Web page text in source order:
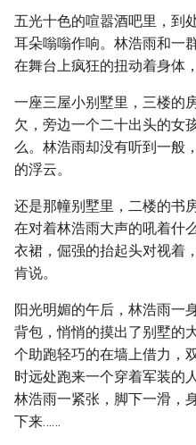
五光十色的喧嚣酒吧里，到
耳朵嗡嗡作响。林浩雨和一
在舞台上疯狂的扭动着身体
一座三屋小别墅里，三楼的
欠，旁边一个二十出头的女
么。林浩雨却没有听到一般
的浮云。
还是那幢别墅里，二楼的书
在对着林浩雨大声的吼着什
衣裙，倔强的抬起头对视着
肯说。
阳光明媚的午后，林浩雨一
背包，悄悄的摸出了别墅的
个助跑轻巧的在墙上借力，
时远处跑来一个穿着军装的
林浩雨一紧张，脚下一滑，
下来……